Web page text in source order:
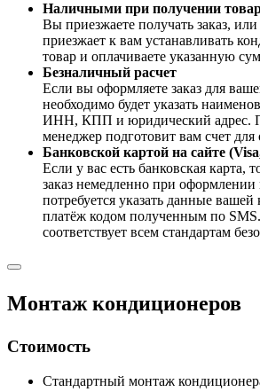
Наличными при получении
Вы приезжаете получать заказ,
приезжает к вам устанавливать
товар и оплачиваете указанную
Безналичный расчет
Если вы оформляете заказ для
необходимо будет указать
ИНН, КПП и юридический адрес.
менеджер подготовит вам счет для
Банковской картой на сайте
Если у вас есть банковская карта,
заказ немедленно при оформлении
потребуется указать данные
платёж кодом полученным по
соответствует всем стандартам
Монтаж кондиционеров
Стоимость
Стандартный монтаж